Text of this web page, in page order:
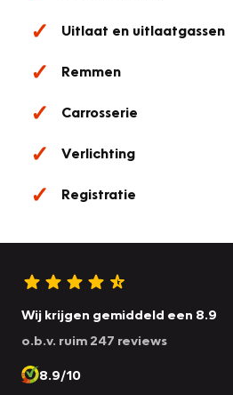
Uitlaat en uitlaatgassen
Remmen
Carrosserie
Verlichting
Registratie
Wij krijgen gemiddeld een 8.9
o.b.v. ruim 247 reviews
8.9/10